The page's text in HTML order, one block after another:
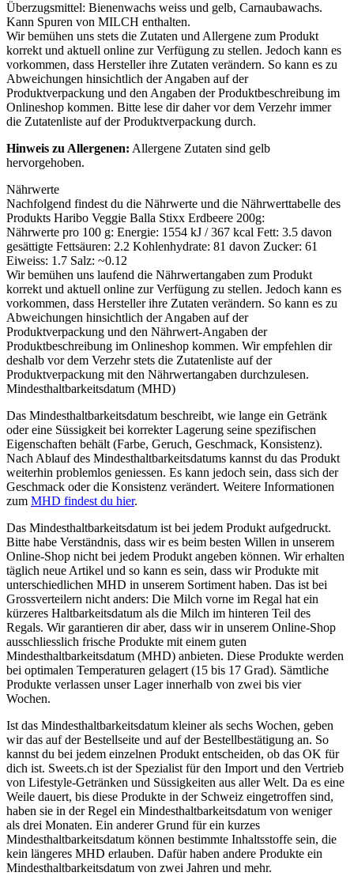
Überzugsmittel: Bienenwachs weiss und gelb, Carnaubawachs.
Kann Spuren von MILCH enthalten.
Wir bemühen uns stets die Zutaten und Allergene zum Produkt
korrekt und aktuell online zur Verfügung zu stellen. Jedoch kann es
vorkommen, dass Hersteller ihre Zutaten verändern. So kann es zu
Abweichungen hinsichtlich der Angaben auf der
Produktverpackung und den Angaben der Produktbeschreibung im
Onlineshop kommen. Bitte lese dir daher vor dem Verzehr immer
die Zutatenliste auf der Produktverpackung durch.
Hinweis zu Allergenen: Allergene Zutaten sind gelb
hervorgehoben.
Nährwerte
Nachfolgend findest du die Nährwerte und die Nährwerttabelle des
Produkts Haribo Veggie Balla Stixx Erdbeere 200g:
Nährwerte pro 100 g: Energie: 1554 kJ / 367 kcal Fett: 3.5 davon
gesättigte Fettsäuren: 2.2 Kohlenhydrate: 81 davon Zucker: 61
Eiweiss: 1.7 Salz: ~0.12
Wir bemühen uns laufend die Nährwertangaben zum Produkt
korrekt und aktuell online zur Verfügung zu stellen. Jedoch kann es
vorkommen, dass Hersteller ihre Zutaten verändern. So kann es zu
Abweichungen hinsichtlich der Angaben auf der
Produktverpackung und den Nährwert-Angaben der
Produktbeschreibung im Onlineshop kommen. Wir empfehlen dir
deshalb vor dem Verzehr stets die Zutatenliste auf der
Produktverpackung mit den Nährwertangaben durchzulesen.
Mindesthaltbarkeitsdatum (MHD)
Das Mindesthaltbarkeitsdatum beschreibt, wie lange ein Getränk
oder eine Süssigkeit bei korrekter Lagerung seine spezifischen
Eigenschaften behält (Farbe, Geruch, Geschmack, Konsistenz).
Nach Ablauf des Mindesthaltbarkeitsdatums kannst du das Produkt
weiterhin problemlos geniessen. Es kann jedoch sein, dass sich der
Geschmack oder die Konsistenz verändert. Weitere Informationen
zum MHD findest du hier.
Das Mindesthaltbarkeitsdatum ist bei jedem Produkt aufgedruckt.
Bitte habe Verständnis, dass wir es beim besten Willen in unserem
Online-Shop nicht bei jedem Produkt angeben können. Wir erhalten
täglich neue Artikel und so kann es sein, dass wir Produkte mit
unterschiedlichen MHD in unserem Sortiment haben. Das ist bei
Grossverteilern nicht anders: Die Milch vorne im Regal hat ein
kürzeres Haltbarkeitsdatum als die Milch im hinteren Teil des
Regals. Wir garantieren dir aber, dass wir in unserem Online-Shop
ausschliesslich frische Produkte mit einem guten
Mindesthaltbarkeitsdatum (MHD) anbieten. Diese Produkte werden
bei optimalen Temperaturen gelagert (15 bis 17 Grad). Sämtliche
Produkte verlassen unser Lager innerhalb von zwei bis vier
Wochen.
Ist das Mindesthaltbarkeitsdatum kleiner als sechs Wochen, geben
wir das auf der Bestellseite und auf der Bestellbestätigung an. So
kannst du bei jedem einzelnen Produkt entscheiden, ob das OK für
dich ist. Sweets.ch ist der Spezialist für den Import und den Vertrieb
von Lifestyle-Getränken und Süssigkeiten aus aller Welt. Da es eine
Weile dauert, bis diese Produkte in der Schweiz eingetroffen sind,
haben sie in der Regel ein Mindesthaltbarkeitsdatum von weniger
als drei Monaten. Ein anderer Grund für ein kurzes
Mindesthaltbarkeitsdatum können bestimmte Inhaltsstoffe sein, die
kein längeres MHD erlauben. Dafür haben andere Produkte ein
Mindesthaltbarkeitsdatum von zwei Jahren und mehr.